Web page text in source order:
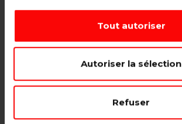
Tout autoriser
Autoriser la sélection
Refuser
CHOISIR →